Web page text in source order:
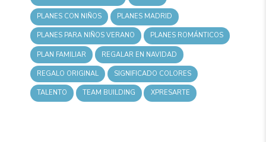
PLANES CON NIÑOS PLANES MADRID
PLANES PARA NIÑOS VERANO PLANES ROMÁNTICOS
PLAN FAMILIAR REGALAR EN NAVIDAD
REGALO ORIGINAL SIGNIFICADO COLORES
TALENTO TEAM BUILDING XPRESARTE